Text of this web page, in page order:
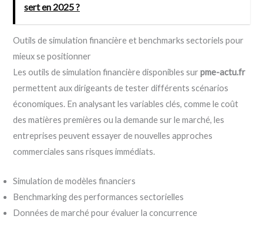
sert en 2025 ?
Outils de simulation financière et benchmarks sectoriels pour
mieux se positionner
Les outils de simulation financière disponibles surpme-actu.fr
permettent aux dirigeants de tester différents scénarios
économiques. En analysant les variables clés, comme le coût
des matières premières ou la demande sur le marché, les
entreprises peuvent essayer de nouvelles approches
commerciales sans risques immédiats.
Simulation de modèles financiers
Benchmarking des performances sectorielles
Données de marché pour évaluer la concurrence